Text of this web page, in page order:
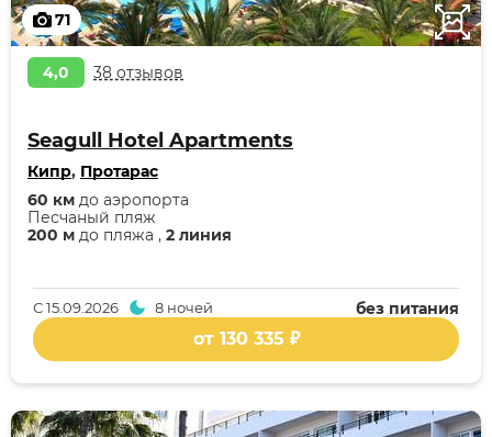
71
4,0 38 отзывов
Seagull Hotel Apartments
Кипр, Протарас
200 м до пляжа , 2 линия
Песчаный пляж
60 км до аэропорта
без питания
С15.09.2026 8 ночей
от 130 335 ₽